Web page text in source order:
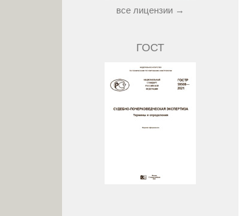
все лицензии →
ГОСТ